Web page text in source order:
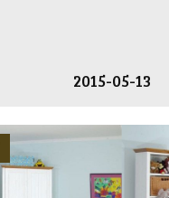
2015-05-13